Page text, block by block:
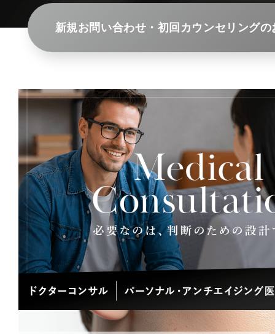
新規お問い合わせ・初回カウンセリングの